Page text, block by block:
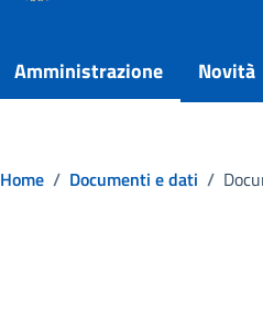
Amministrazione Novità
Home / Documenti e dati /